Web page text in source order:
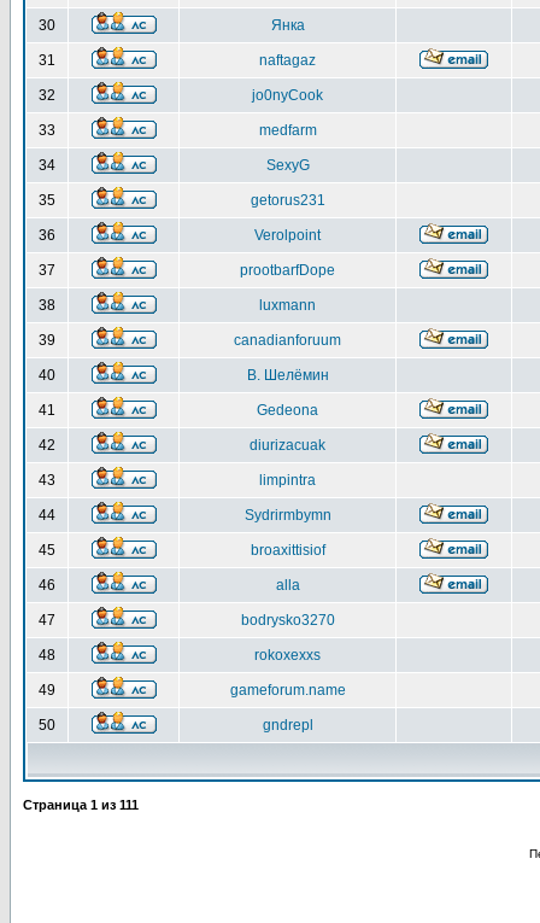
30 Янка
31 naftagaz
32 jo0nyCook
33 medfarm
34 SexyG
35 getorus231
36 Verolpoint
37 prootbarfDope
38 luxmann
39 canadianforuum
40 В. Шелёмин
41 Gedeona
42 diurizacuak
43 limpintra
44 Sydrirmbymn
45 broaxittisiof
46 alla
47 bodrysko3270
48 rokoxexxs
49 gameforum.name
50 gndrepl
Страница 1 из 111